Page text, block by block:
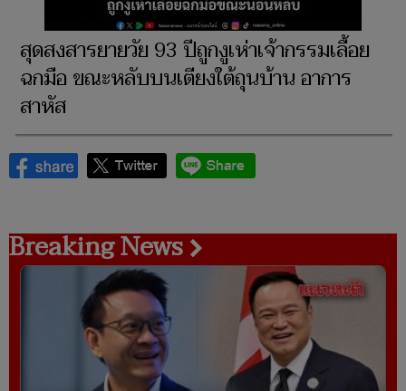
สุดสงสารยายวัย 93 ปีถูกงูเห่าเจ้ากรรมเลื้อย
ฉกมือ ขณะหลับบนเตียงใต้ถุนบ้าน อาการ
สาหัส
Breaking News